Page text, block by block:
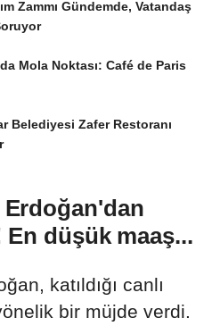
Zammı Gündemde, Vatandaş
Mola Noktası: Café de Paris
Belediyesi Zafer Restoranı
Erdoğan'dan
düşük maaş...
katıldığı canlı
bir müjde verdi.